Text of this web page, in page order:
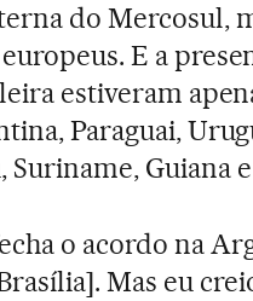
do Mercosul,
E a
estiveram
Paraguai,
Suriname, Guiana
o acordo na
Mas eu